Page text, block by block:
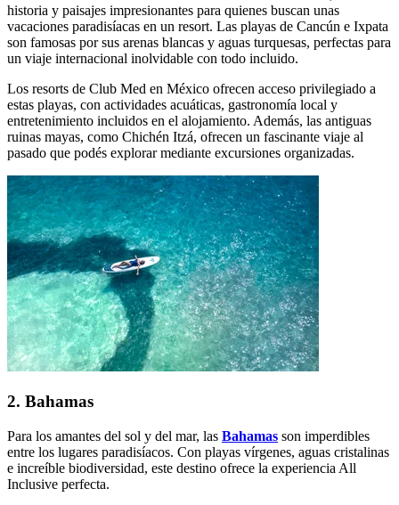
historia y paisajes impresionantes para quienes buscan unas
vacaciones paradisíacas en un resort. Las playas de Cancún e Ixpata
son famosas por sus arenas blancas y aguas turquesas, perfectas para
un viaje internacional inolvidable con todo incluido.
Los resorts de Club Med en México ofrecen acceso privilegiado a
estas playas, con actividades acuáticas, gastronomía local y
entretenimiento incluidos en el alojamiento. Además, las antiguas
ruinas mayas, como Chichén Itzá, ofrecen un fascinante viaje al
pasado que podés explorar mediante excursiones organizadas.
2. Bahamas
Para los amantes del sol y del mar, las Bahamas son imperdibles
entre los lugares paradisíacos. Con playas vírgenes, aguas cristalinas
e increíble biodiversidad, este destino ofrece la experiencia All
Inclusive perfecta.